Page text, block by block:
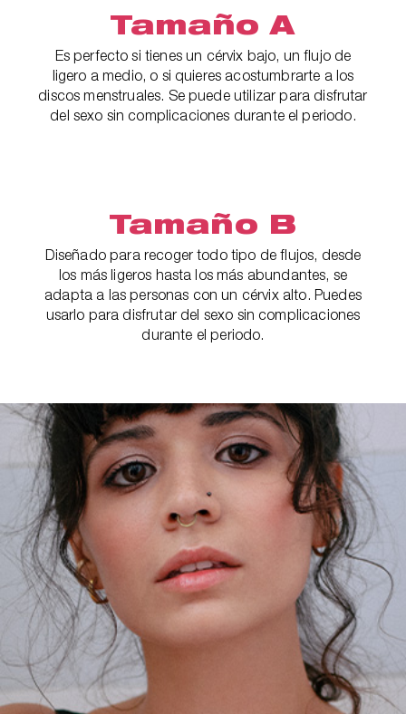
Tamaño A
Es perfecto si tienes un cérvix bajo, un flujo de
ligero a medio, o si quieres acostumbrarte a los
discos menstruales. Se puede utilizar para disfrutar
del sexo sin complicaciones durante el periodo.
Tamaño B
Diseñado para recoger todo tipo de flujos, desde
los más ligeros hasta los más abundantes, se
adapta a las personas con un cérvix alto. Puedes
usarlo para disfrutar del sexo sin complicaciones
durante el periodo.